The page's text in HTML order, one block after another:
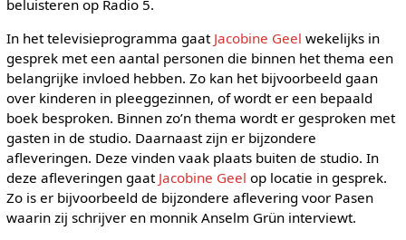
beluisteren op Radio 5.
In het televisieprogramma gaat Jacobine Geel wekelijks in
gesprek met een aantal personen die binnen het thema een
belangrijke invloed hebben. Zo kan het bijvoorbeeld gaan
over kinderen in pleeggezinnen, of wordt er een bepaald
boek besproken. Binnen zo’n thema wordt er gesproken met
gasten in de studio. Daarnaast zijn er bijzondere
afleveringen. Deze vinden vaak plaats buiten de studio. In
deze afleveringen gaat Jacobine Geel op locatie in gesprek.
Zo is er bijvoorbeeld de bijzondere aflevering voor Pasen
waarin zij schrijver en monnik Anselm Grün interviewt.